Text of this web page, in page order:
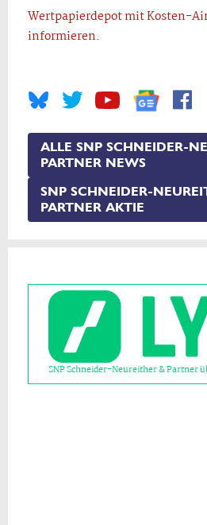
Wertpapierdepot mit Kosten-
informieren.
ALLE SNP SCHNEIDER-
PARTNER NEWS
SNP SCHNEIDER-
PARTNER AKTIE
SNP Schneider-Neureither & Partner